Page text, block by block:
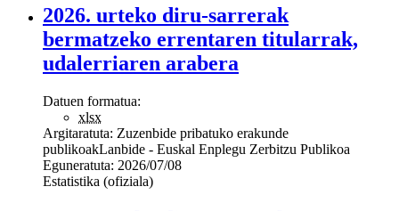
2026. urteko diru-sarrerak
bermatzeko errentaren titularrak,
udalerriaren arabera
Datuen formatua:
xlsx
Argitaratuta: Zuzenbide pribatuko erakunde
publikoakLanbide - Euskal Enplegu Zerbitzu Publikoa
Eguneratuta: 2026/07/08
Estatistika (ofiziala)